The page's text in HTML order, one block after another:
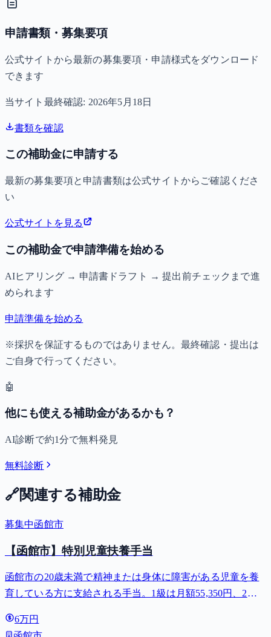
申請書類・募集要項
公式サイトから最新の募集要項・申請様式をダウンロード
できます
当サイト最終確認: 2026年5月18日
書類を確認
この補助金に申請する
最新の募集要項と申請書類は公式サイトからご確認くださ
い
公式サイトを見る
この補助金で申請準備を始める
AIヒアリング → 申請書ドラフト → 提出前チェックまで進
められます
申請準備を始める
※採択を保証するものではありません。最終確認・提出は
ご自身で行ってください。
🤖
他にも使える補助金があるかも？
AI診断で約1分で無料発見
無料診断
🔗関連する補助金
募集中函館市
【函館市】特別児童扶養手当
函館市の20歳未満で精神または身体に障害がある児童を養
育している方に支給される手当。1級は月額55,350円、2級
6万円